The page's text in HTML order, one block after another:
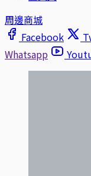
周邊商城
Facebook
Whatsapp